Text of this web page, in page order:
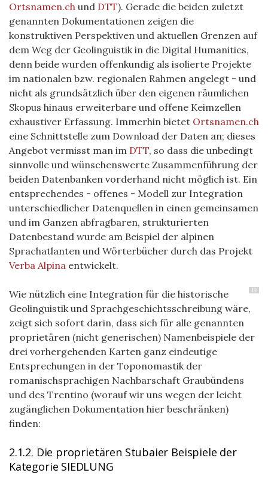
Ortsnamen.ch und DTT). Gerade die beiden zuletzt
genannten Dokumentationen zeigen die
konstruktiven Perspektiven und aktuellen Grenzen auf
dem Weg der Geolinguistik in die Digital Humanities,
denn beide wurden offenkundig als isolierte Projekte
im nationalen bzw. regionalen Rahmen angelegt - und
nicht als grundsätzlich über den eigenen räumlichen
Skopus hinaus erweiterbare und offene Keimzellen
exhaustiver Erfassung. Immerhin bietet Ortsnamen.ch
eine Schnittstelle zum Download der Daten an; dieses
Angebot vermisst man im DTT, so dass die unbedingt
sinnvolle und wünschenswerte Zusammenführung der
beiden Datenbanken vorderhand nicht möglich ist. Ein
entsprechendes - offenes - Modell zur Integration
unterschiedlicher Datenquellen in einen gemeinsamen
und im Ganzen abfragbaren, strukturierten
Datenbestand wurde am Beispiel der alpinen
Sprachatlanten und Wörterbücher durch das Projekt
Verba Alpina entwickelt.
19
Wie nützlich eine Integration für die historische
Geolinguistik und Sprachgeschichtsschreibung wäre,
zeigt sich sofort darin, dass sich für alle genannten
proprietären (nicht generischen) Namenbeispiele der
drei vorhergehenden Karten ganz eindeutige
Entsprechungen in der Toponomastik der
romanischsprachigen Nachbarschaft Graubündens
und des Trentino (worauf wir uns wegen der leicht
zugänglichen Dokumentation hier beschränken)
finden:
2.1.2. Die proprietären Stubaier Beispiele der
Kategorie SIEDLUNG